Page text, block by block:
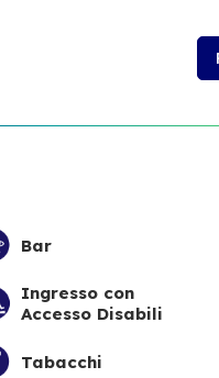
Bar
Ingresso con
Accesso Disabili
Tabacchi